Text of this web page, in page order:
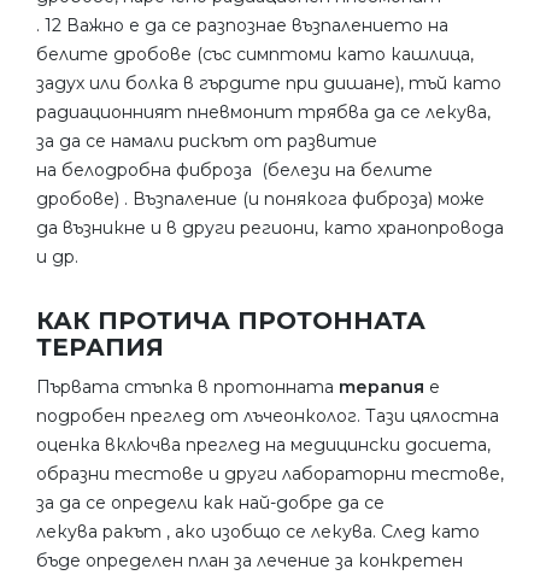
. 12 Важно е да се разпознае възпалението на
белите дробове (със симптоми като кашлица,
задух или болка в гърдите при дишане), тъй като
радиационният пневмонит трябва да се лекува,
за да се намали рискът от развитие
на белодробна фиброза (белези на белите
дробове) . Възпаление (и понякога фиброза) може
да възникне и в други региони, като хранопровода
и др.
КАК ПРОТИЧА ПРОТОННАТА
ТЕРАПИЯ
Първата стъпка в протонната терапия е
подробен преглед от лъчеонколог. Тази цялостна
оценка включва преглед на медицински досиета,
образни тестове и други лабораторни тестове,
за да се определи как най-добре да се
лекува ракът , ако изобщо се лекува. След като
бъде определен план за лечение за конкретен